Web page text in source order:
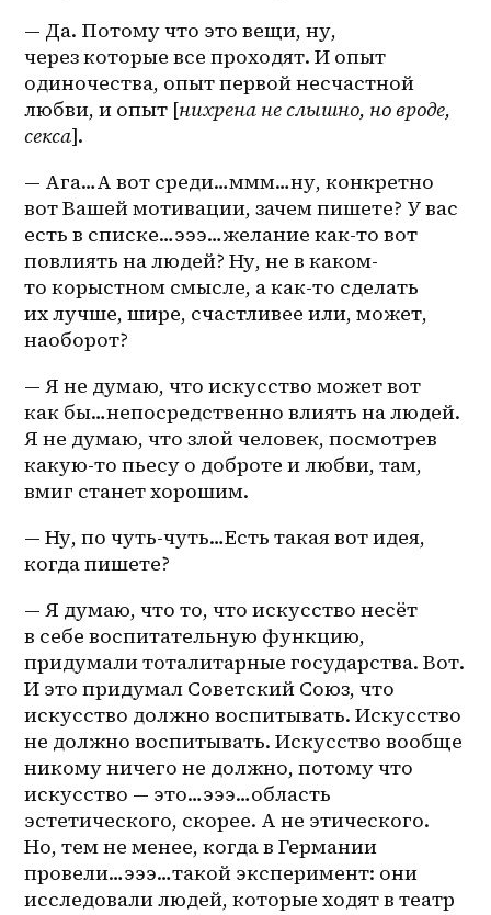
— Да. Потому что это вещи, ну,
через которые все проходят. И опыт
одиночества, опыт первой несчастной
любви, и опыт [нихрена не слышно, но вроде,
секса].
— Ага…А вот среди…ммм…ну, конкретно
вот Вашей мотивации, зачем пишете? У вас
есть в списке…эээ…желание как-то вот
повлиять на людей? Ну, не в каком-
то корыстном смысле, а как-то сделать
их лучше, шире, счастливее или, может,
наоборот?
— Я не думаю, что искусство может вот
как бы…непосредственно влиять на людей.
Я не думаю, что злой человек, посмотрев
какую-то пьесу о доброте и любви, там,
вмиг станет хорошим.
— Ну, по чуть-чуть…Есть такая вот идея,
когда пишете?
— Я думаю, что то, что искусство несёт
в себе воспитательную функцию,
придумали тоталитарные государства. Вот.
И это придумал Советский Союз, что
искусство должно воспитывать. Искусство
не должно воспитывать. Искусство вообще
никому ничего не должно, потому что
искусство — это…эээ…область
эстетического, скорее. А не этического.
Но, тем не менее, когда в Германии
провели…эээ…такой эксперимент: они
исследовали людей, которые ходят в театр